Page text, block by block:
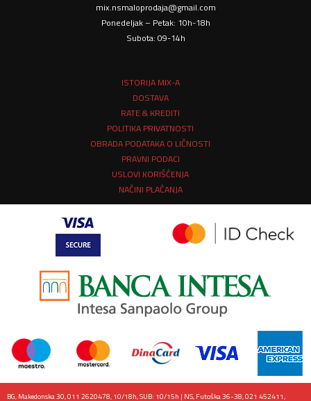
mix.nsmaloprodaja@gmail.com
Ponedeljak – Petak: 10h-18h
Subota: 09-14h
ISTORIJA MIX-A
DOSTAVA
RATE & KREDITI
POLITIKA PRIVATNOSTI
OBRADA PODATAKA O LIČNOSTI
PRAVNI PODACI
USLOVI KORIŠĆENJA
NAČINI PLAĆANJA
BG, Makedonska 30, 011 2620478, 10/18h, SUB: 10/15h | NS, Futoška 36-38, 021 452411,